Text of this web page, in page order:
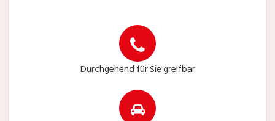
Durchgehend für Sie greifbar